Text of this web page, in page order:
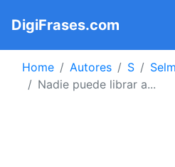
DigiFrases.com
Home Autores S
Nadie puede librar a...